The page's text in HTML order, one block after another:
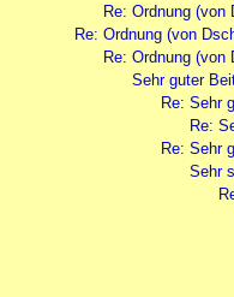
Re: Ordnung (von
Re: Ordnung (von
Re: Ordnung (von
Sehr guter
Re: Sehr
Re:
Re: Sehr
Sehr